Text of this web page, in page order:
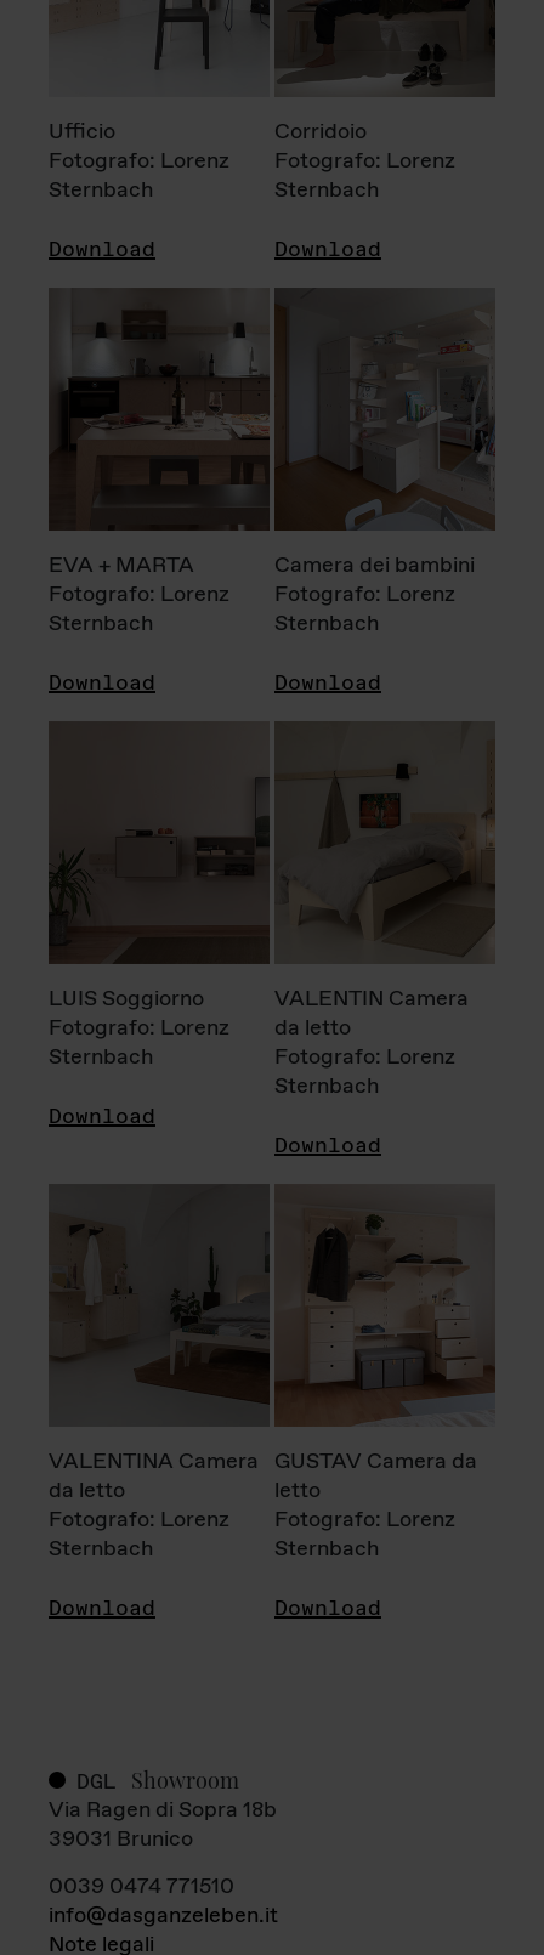
Ufficio
Fotografo: Lorenz
Sternbach
Download
Corridoio
Fotografo: Lorenz
Sternbach
Download
EVA + MARTA
Fotografo: Lorenz
Sternbach
Download
Camera dei bambini
Fotografo: Lorenz
Sternbach
Download
LUIS Soggiorno
Fotografo: Lorenz
Sternbach
Download
VALENTIN Camera
da letto
Fotografo: Lorenz
Sternbach
Download
VALENTINA Camera
da letto
Fotografo: Lorenz
Sternbach
Download
GUSTAV Camera da
letto
Fotografo: Lorenz
Sternbach
Download
DGL Showroom
Via Ragen di Sopra 18b
39031 Brunico
0039 0474 771510
info@dasganzeleben.it
Note legali